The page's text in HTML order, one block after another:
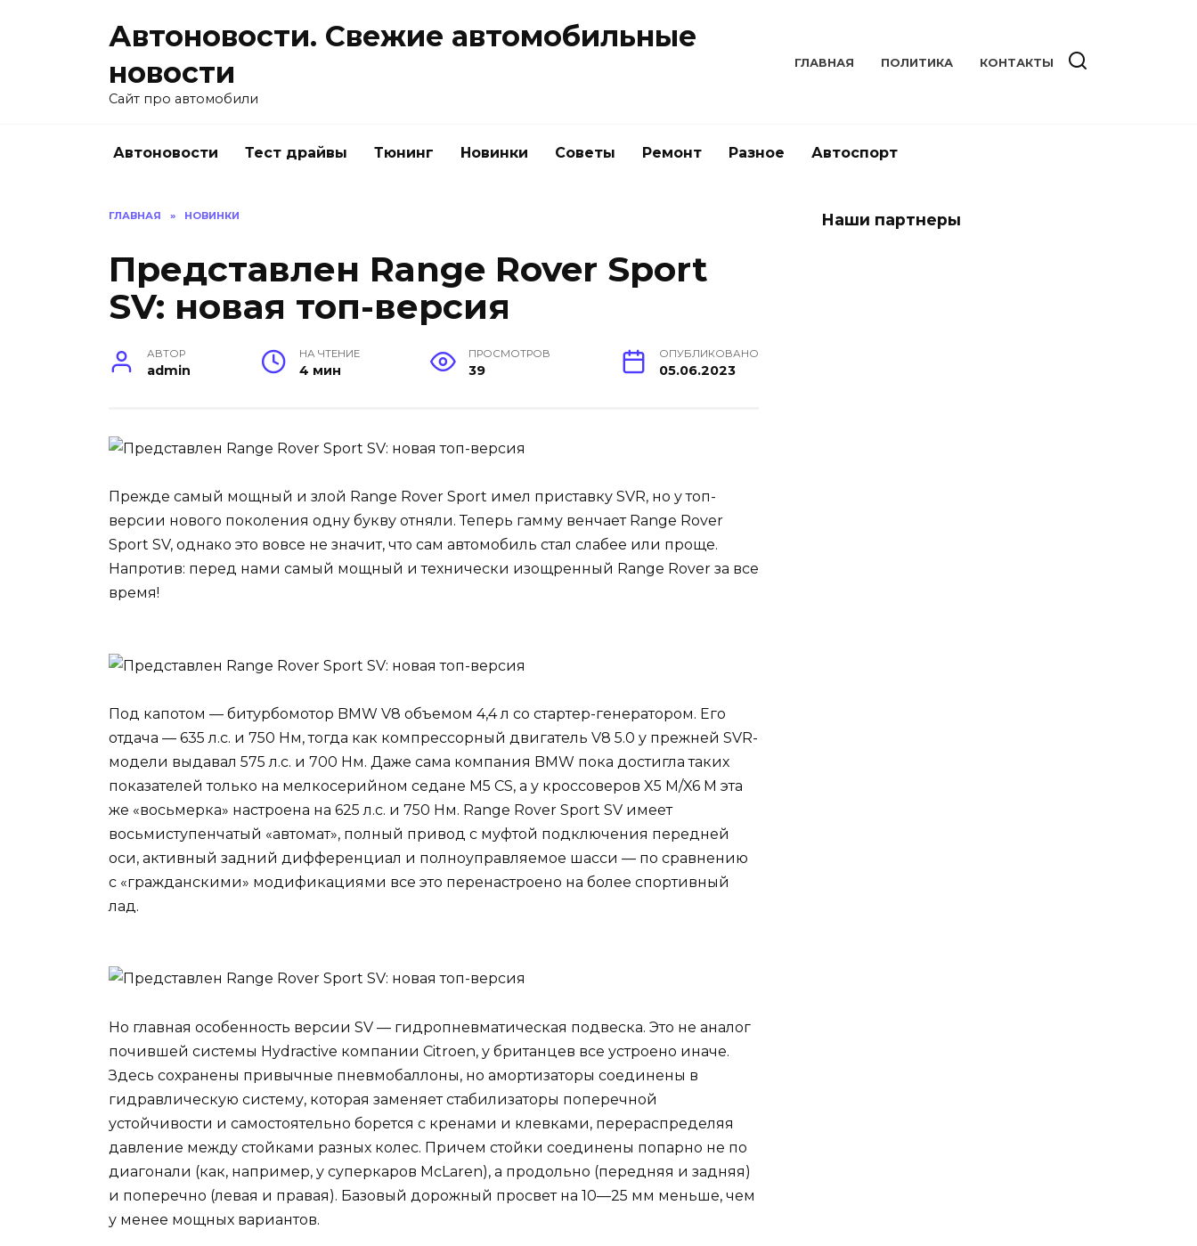
Автоновости. Свежие автомобильные
новости
Сайт про автомобили
ГЛАВНАЯ ПОЛИТИКА КОНТАКТЫ
Автоновости Тест драйвы Тюнинг Новинки Советы Ремонт Разное Автоспорт
ГЛАВНАЯ » НОВИНКИ
Представлен Range Rover Sport
SV: новая топ-версия
АВТОР
admin
НА ЧТЕНИЕ
4 мин
ПРОСМОТРОВ
39
ОПУБЛИКОВАНО
05.06.2023
Прежде самый мощный и злой Range Rover Sport имел приставку SVR, но у топ-
версии нового поколения одну букву отняли. Теперь гамму венчает Range Rover
Sport SV, однако это вовсе не значит, что сам автомобиль стал слабее или проще.
Напротив: перед нами самый мощный и технически изощренный Range Rover за все
время!
Под капотом — битурбомотор BMW V8 объемом 4,4 л со стартер-генератором. Его
отдача — 635 л.с. и 750 Нм, тогда как компрессорный двигатель V8 5.0 у прежней SVR-
модели выдавал 575 л.с. и 700 Нм. Даже сама компания BMW пока достигла таких
показателей только на мелкосерийном седане M5 CS, а у кроссоверов X5 M/X6 M эта
же «восьмерка» настроена на 625 л.с. и 750 Нм. Range Rover Sport SV имеет
восьмиступенчатый «автомат», полный привод с муфтой подключения передней
оси, активный задний дифференциал и полноуправляемое шасси — по сравнению
с «гражданскими» модификациями все это перенастроено на более спортивный
лад.
Но главная особенность версии SV — гидропневматическая подвеска. Это не аналог
почившей системы Hydractive компании Citroen, у британцев все устроено иначе.
Здесь сохранены привычные пневмобаллоны, но амортизаторы соединены в
гидравлическую систему, которая заменяет стабилизаторы поперечной
устойчивости и самостоятельно борется с кренами и клевками, перераспределяя
давление между стойками разных колес. Причем стойки соединены попарно не по
диагонали (как, например, у суперкаров McLaren), а продольно (передняя и задняя)
и поперечно (левая и правая). Базовый дорожный просвет на 10—25 мм меньше, чем
у менее мощных вариантов.
Наши партнеры